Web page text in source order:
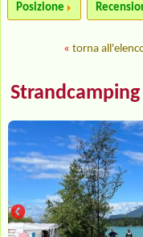
Posizione
« torna